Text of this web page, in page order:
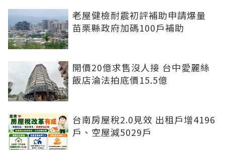
老屋健檢耐震初評補助申請爆量
苗栗縣政府加碼100戶補助
開價20億求售沒人接 台中愛麗絲
飯店淪法拍底價15.5億
台南房屋稅2.0見效 出租戶增4196
戶、空屋減5029戶